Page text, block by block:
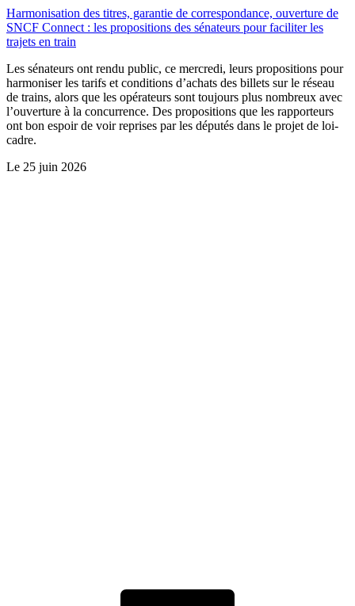
Harmonisation des titres, garantie de correspondance, ouverture de
SNCF Connect : les propositions des sénateurs pour faciliter les
trajets en train
Les sénateurs ont rendu public, ce mercredi, leurs propositions pour
harmoniser les tarifs et conditions d’achats des billets sur le réseau
de trains, alors que les opérateurs sont toujours plus nombreux avec
l’ouverture à la concurrence. Des propositions que les rapporteurs
ont bon espoir de voir reprises par les députés dans le projet de loi-
cadre.
Le 25 juin 2026